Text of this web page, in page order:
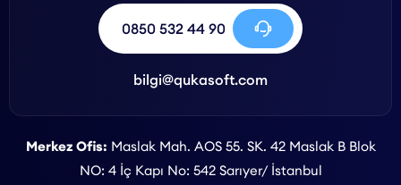
0850 532 44 90
bilgi@qukasoft.com
Merkez Ofis: Maslak Mah. AOS 55. SK. 42 Maslak B Blok
NO: 4 İç Kapı No: 542 Sarıyer/ İstanbul